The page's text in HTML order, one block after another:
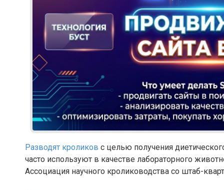
Разводят кроликов с целью получения
часто используют в качестве лабораторного
Ассоциация научного кролиководства со штаб-